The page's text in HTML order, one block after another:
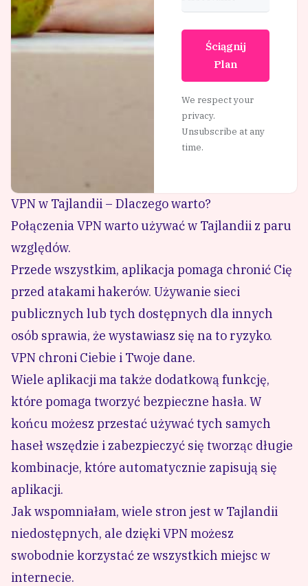
Ściągnij
Plan
We respect your
privacy.
Unsubscribe at any
time.
VPN w Tajlandii – Dlaczego warto?
Połączenia VPN warto używać w Tajlandii z paru
względów.
Przede wszystkim, aplikacja pomaga chronić Cię
przed atakami hakerów. Używanie sieci
publicznych lub tych dostępnych dla innych
osób sprawia, że wystawiasz się na to ryzyko.
VPN chroni Ciebie i Twoje dane.
Wiele aplikacji ma także dodatkową funkcję,
które pomaga tworzyć bezpieczne hasła. W
końcu możesz przestać używać tych samych
haseł wszędzie i zabezpieczyć się tworząc długie
kombinacje, które automatycznie zapisują się
aplikacji.
Jak wspomniałam, wiele stron jest w Tajlandii
niedostępnych, ale dzięki VPN możesz
swobodnie korzystać ze wszystkich miejsc w
internecie.